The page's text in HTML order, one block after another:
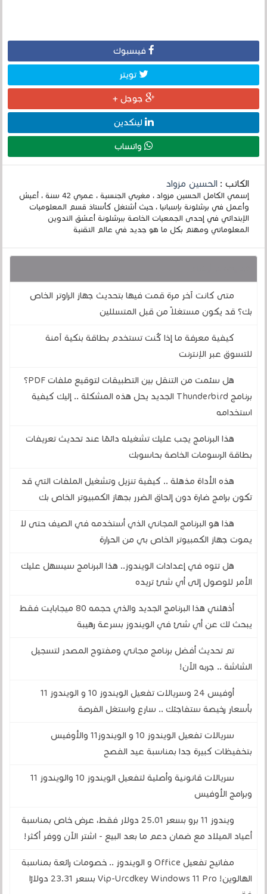
فيسبوك
تويتر
جوجل +
لينكدين
واتساب
الكاتب :الحسين مزواد
إسمي الكامل الحسين مزواد ، مغربي الجنسية ، عمري 42 سنة ، أعيش
وأعمل في برشلونة بإسبانيا ، حيث أشتغل كأستاذ قسم المعلوميات
الإبتدائي في إحدى الجمعيات الخاصة ببرشلونة أعشق التدوين
المعلوماتي ومهتم بكل ما هو جديد في عالم التقنية
متى كانت آخر مرة قمت فيها بتحديث جهاز الراوتر الخاص
بك؟ قد يكون مستغلاً من قبل المتسللين
كيفية معرفة ما إذا كُنت تستخدم بطاقة بنكية آمنة
للتسوق عبر الإنترنت
هل سئمت من التنقل بين التطبيقات لتوقيع ملفات PDF؟
برنامج Thunderbird الجديد يحل هذه المشكلة .. إليك كيفية
استخدامه
هذا البرنامج يجب عليك تشغيله دائمًا عند تحديث تعريفات
بطاقة الرسومات الخاصة بحاسوبك
هذه الأداة مذهلة .. كيفية تنزيل وتشغيل الملفات التي قد
تكون برامج ضارة دون إلحاق الضرر بجهاز الكمبيوتر الخاص بك
هذا هو البرنامج المجاني الذي أستخدمه في الصيف حتى لا
يموت جهاز الكمبيوتر الخاص بي من الحرارة
هل تتوه في إعدادات الويندوز.. هذا البرنامج سيسهل عليك
الأمر للوصول إلى أي شئ تريده
أذهلني هذا البرنامج الجديد والذي حجمه 80 ميجابايت فقط
يبحث لك عن أي شئ في الويندوز بسرعة رهيبة
تم تحديث أفضل برنامج مجاني ومفتوح المصدر لتسجيل
الشاشة .. جربه الآن!
أوفيس 24 وسريالات تفعيل الويندوز 10 و الويندوز 11
بأسعار رخيصة ستفاجئك .. سارع واستغل الفرصة
سريالات تفعيل الويندوز 10 و الويندوز11 والأوفيس
بتخفيظات كبيرة جدا بمناسبة عيد الفصح
سريالات قانونية وأصلية لتفعيل الويندوز 10 والويندوز 11
وبرامج الأوفيس
ويندوز 11 برو بسعر 25.01 دولار فقط، عرض خاص بمناسبة
أعياد الميلاد مع ضمان دعم ما بعد البيع - اشتر الآن ووفر أكثر!
مفاتيح تفعيل Office و الويندوز .. خصومات رائعة بمناسبة
الهالوين! Vip-Urcdkey Windows 11 Pro بسعر 23.31 دولارًا